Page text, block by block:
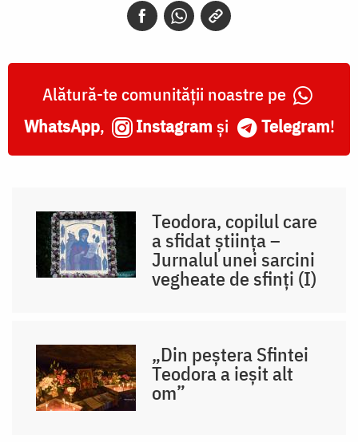
Alătură-te comunității noastre pe
WhatsApp, Instagram și Telegram!
Teodora, copilul care
a sfidat știința –
Jurnalul unei sarcini
vegheate de sfinți (I)
„Din peștera Sfintei
Teodora a ieșit alt
om”